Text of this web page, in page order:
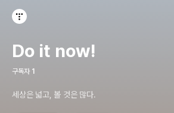
Do it now!
구독자 1
세상은 넓고, 볼 것은 많다.